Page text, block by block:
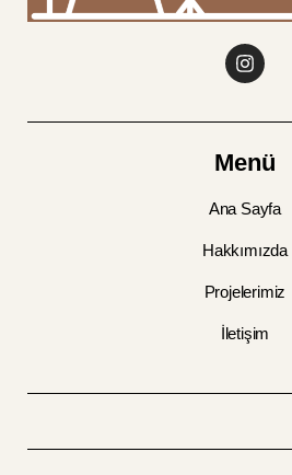
Menü
Ana Sayfa
Hakkımızda
Projelerimiz
İletişim